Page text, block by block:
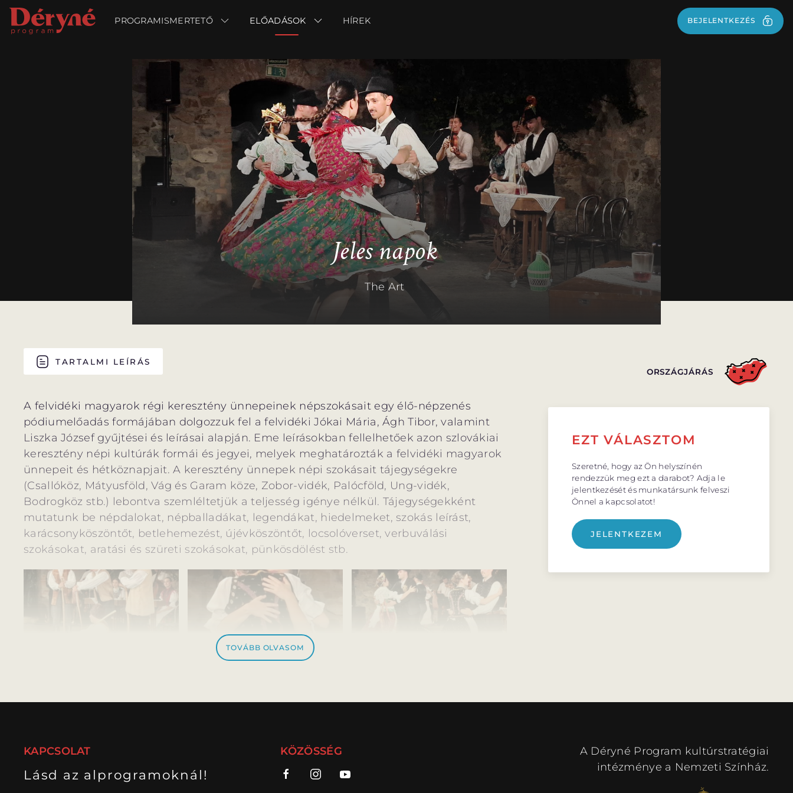
PROGRAMISMERTETŐ ELŐADÁSOK HÍREK BEJELENTKEZÉS
PROGRAMISMERTETŐ ELŐADÁSOK HÍREK BEJELENTKEZÉS
Jeles napok
The Art
TARTALMI LEÍRÁS
A felvidéki magyarok régi keresztény ünnepeinek népszokásait egy élő-népzenés
pódiumelőadás formájában dolgozzuk fel a felvidéki Jókai Mária, Ágh Tibor, valamint
Liszka József gyűjtései és leírásai alapján. Eme leírásokban fellelhetőek azon szlovákiai
keresztény népi kultúrák formái és jegyei, melyek meghatározták a felvidéki magyarok
ünnepeit és hétköznapjait. A keresztény ünnepek népi szokásait tájegységekre
(Csallóköz, Mátyusföld, Vág és Garam köze, Zobor-vidék, Palócföld, Ung-vidék,
Bodrogköz stb.) lebontva szemléltetjük a teljesség igénye nélkül. Tájegységekként
mutatunk be népdalokat, népballadákat, legendákat, hiedelmeket, szokás leírást,
karácsonyköszöntőt, betlehemezést, újévköszöntőt, locsolóverset, verbuválási
szokásokat, aratási és szüreti szokásokat, pünkösdölést stb.
TOVÁBB OLVASOM
ORSZÁGJÁRÁS
EZT VÁLASZTOM
Szeretné, hogy az Ön helyszínén
rendezzük meg ezt a darabot? Adja le
jelentkezését és munkatársunk felveszi
Önnel a kapcsolatot!
JELENTKEZEM
KAPCSOLAT
Lásd az alprogramoknál!
KÖZÖSSÉG
A Déryné Program kultúrstratégiai
intézménye a Nemzeti Színház.